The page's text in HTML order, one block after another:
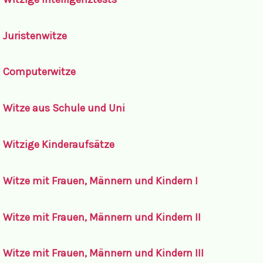
Juristenwitze
Computerwitze
Witze aus Schule und Uni
Witzige Kinderaufsätze
Witze mit Frauen, Männern und Kindern I
Witze mit Frauen, Männern und Kindern II
Witze mit Frauen, Männern und Kindern III